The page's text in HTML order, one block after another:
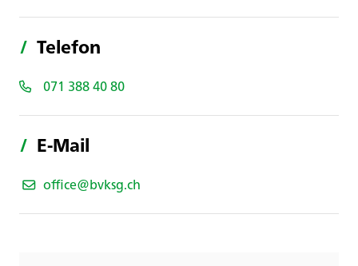
/ Telefon
071 388 40 80
/ E-Mail
office@bvksg.ch